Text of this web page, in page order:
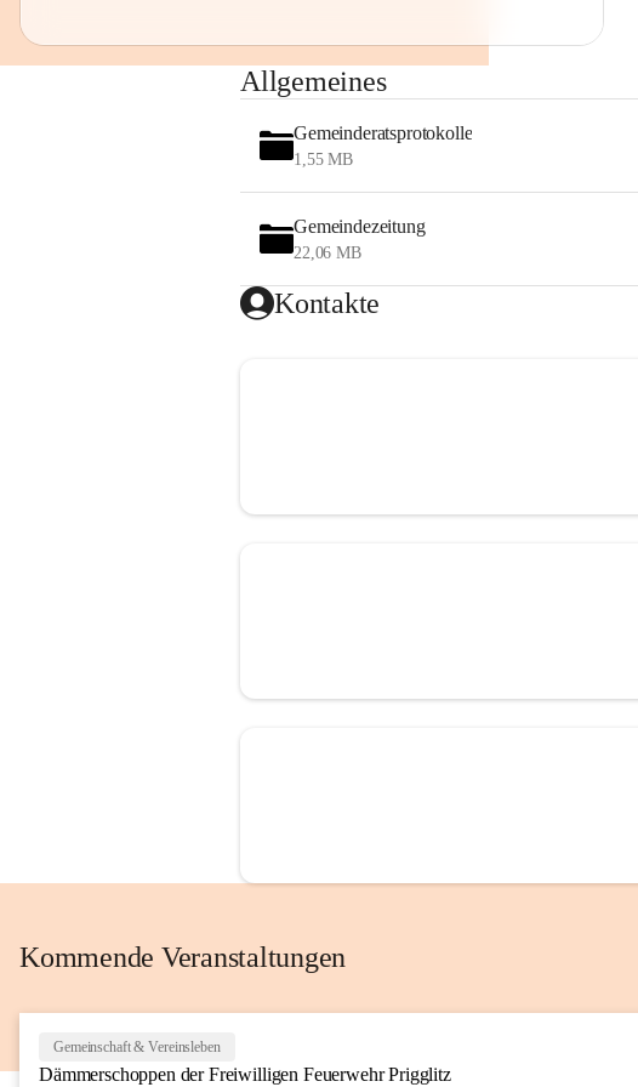
Allgemeines
Gemeinderatsprotokolle
1,55 MB
Gemeindezeitung
22,06 MB
Kontakte
Kommende Veranstaltungen
Gemeinschaft & Vereinsleben
Dämmerschoppen der Freiwilligen Feuerwehr Prigglitz